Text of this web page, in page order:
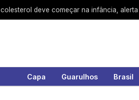
deve começar na infância,
Capa Guarulhos Brasil